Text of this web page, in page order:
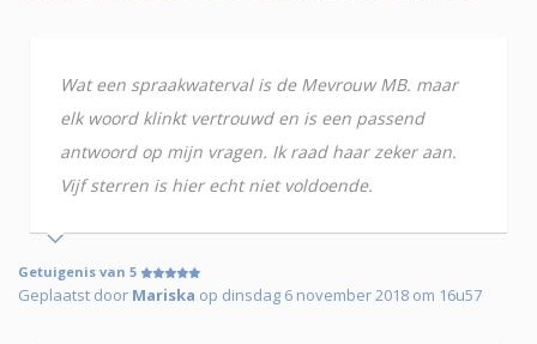
Wat een spraakwaterval is de Mevrouw MB. maar
elk woord klinkt vertrouwd en is een passend
antwoord op mijn vragen. Ik raad haar zeker aan.
Vijf sterren is hier echt niet voldoende.
Getuigenis van 5
Geplaatst door Mariska op dinsdag 6 november 2018 om 16u57